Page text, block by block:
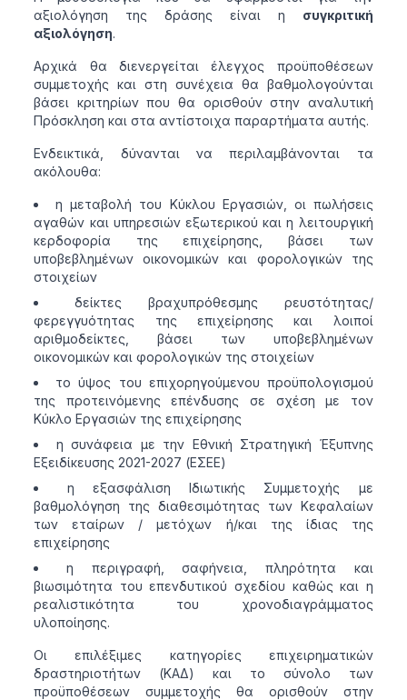
αξιολόγηση της δράσης είναι η συγκριτική
αξιολόγηση.
Αρχικά θα διενεργείται έλεγχος προϋποθέσεων
συμμετοχής και στη συνέχεια θα βαθμολογούνται
βάσει κριτηρίων που θα ορισθούν στην αναλυτική
Πρόσκληση και στα αντίστοιχα παραρτήματα αυτής.
Ενδεικτικά, δύνανται να περιλαμβάνονται τα
ακόλουθα:
η μεταβολή του Κύκλου Εργασιών, οι πωλήσεις
αγαθών και υπηρεσιών εξωτερικού και η λειτουργική
κερδοφορία της επιχείρησης, βάσει των
υποβεβλημένων οικονομικών και φορολογικών της
στοιχείων
δείκτες βραχυπρόθεσμης ρευστότητας/
φερεγγυότητας της επιχείρησης και λοιποί
αριθμοδείκτες, βάσει των υποβεβλημένων
οικονομικών και φορολογικών της στοιχείων
το ύψος του επιχορηγούμενου προϋπολογισμού
της προτεινόμενης επένδυσης σε σχέση με τον
Κύκλο Εργασιών της επιχείρησης
η συνάφεια με την Εθνική Στρατηγική Έξυπνης
Εξειδίκευσης 2021-2027 (ΕΣΕΕ)
η εξασφάλιση Ιδιωτικής Συμμετοχής με
βαθμολόγηση της διαθεσιμότητας των Κεφαλαίων
των εταίρων / μετόχων ή/και της ίδιας της
επιχείρησης
η περιγραφή, σαφήνεια, πληρότητα και
βιωσιμότητα του επενδυτικού σχεδίου καθώς και η
ρεαλιστικότητα του χρονοδιαγράμματος
υλοποίησης.
Οι επιλέξιμες κατηγορίες επιχειρηματικών
δραστηριοτήτων (ΚΑΔ) και το σύνολο των
προϋποθέσεων συμμετοχής θα ορισθούν στην